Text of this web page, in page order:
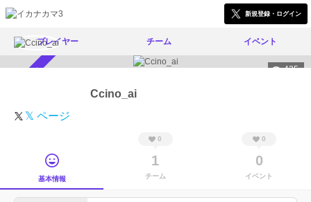
新規登録・ログイン
プレイヤー チーム イベント
425
Ccino_ai
𝕏 ページ
基本情報
0
1
チーム
0
0
イベント